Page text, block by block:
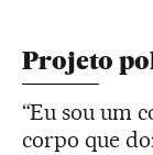
Projeto
“Eu sou um
corpo que